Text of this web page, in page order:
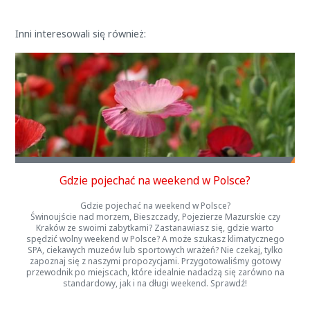
Inni interesowali się również:
Gdzie pojechać na weekend w Polsce?
Gdzie pojechać na weekend w Polsce?
Świnoujście nad morzem, Bieszczady, Pojezierze Mazurskie czy
Kraków ze swoimi zabytkami? Zastanawiasz się, gdzie warto
spędzić wolny weekend w Polsce? A może szukasz klimatycznego
SPA, ciekawych muzeów lub sportowych wrażeń? Nie czekaj, tylko
zapoznaj się z naszymi propozycjami. Przygotowaliśmy gotowy
przewodnik po miejscach, które idealnie nadadzą się zarówno na
standardowy, jak i na długi weekend. Sprawdź!